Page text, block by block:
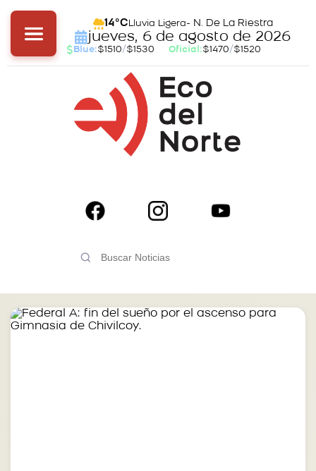
14°C Lluvia Ligera- N. De La Riestra
jueves, 6 de agosto de 2026
Blue:$1510/$1530 Oficial:$1470/$1520